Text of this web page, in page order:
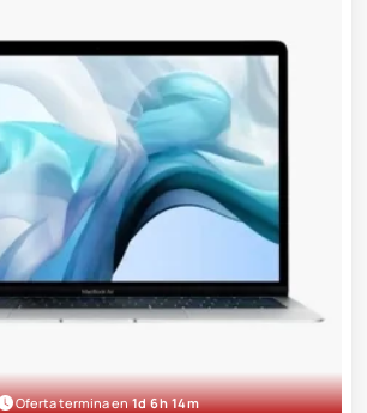
Oferta termina en 1d 6h 14m